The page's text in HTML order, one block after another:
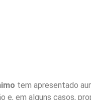
tem apresentado
e, em alguns casos,